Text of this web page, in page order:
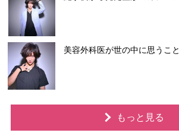
美容外科医が世の中に思うこと
もっと見る